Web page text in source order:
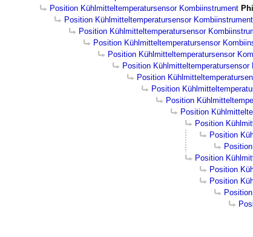
Position Kühlmitteltemperatursensor Kombiinstrument
Position Kühlmitteltemperatursensor Kombiinstrument
Position Kühlmitteltemperatursensor
Position Kühlmitteltemperatursensor
Position Kühlmitteltemperatursensor
Position Kühlmitteltemperatursensor
Position
Position
Position
Position
Position
Position
Position
Position
Position